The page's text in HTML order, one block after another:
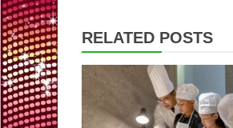
RELATED POSTS